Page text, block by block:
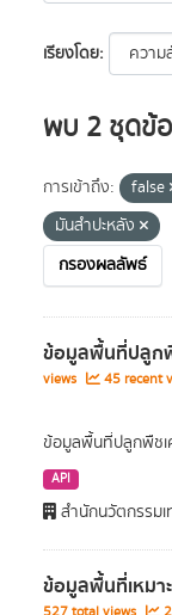
เรียงโดย
พบ 2 ชุดข้
การเข้าถึง: false
มันสำปะหลัง
กรองผลลัพธ์
ข้อมูลพื้นที่ปลูก
views
45 recent
ข้อมูลพื้นที่ปลูกพืช
API
สำนักนวัตกรรม
ข้อมูลพื้นที่เหมา